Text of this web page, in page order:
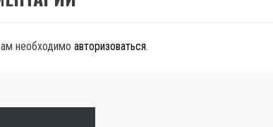
необходимо авторизоваться.